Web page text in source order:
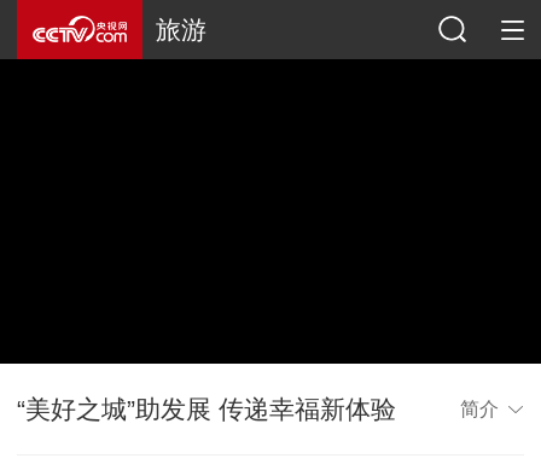
旅游
“美好之城”助发展 传递幸福新体验 简介